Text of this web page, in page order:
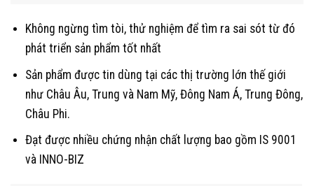
Không ngừng tìm tòi, thử nghiệm để tìm ra sai sót từ đó
phát triển sản phẩm tốt nhất
Sản phẩm được tin dùng tại các thị trường lớn thế giới
như Châu Âu, Trung và Nam Mỹ, Đông Nam Á, Trung Đông,
Châu Phi.
Đạt được nhiều chứng nhận chất lượng bao gồm IS 9001
và INNO-BIZ